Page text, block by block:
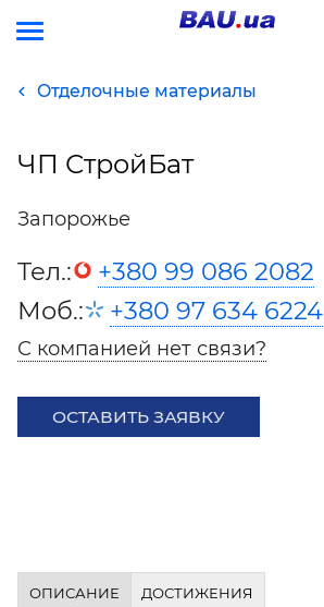
Отделочные материалы
ЧП СтройБат
Запорожье
Тел.:
+380 99 086 2082
Моб.:
+380 97 634 6224
С компанией нет связи?
ОСТАВИТЬ ЗАЯВКУ
ОПИСАНИЕ ДОСТИЖЕНИЯ